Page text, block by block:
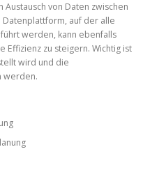
von Daten zwischen
auf der alle
werden, kann ebenfalls
Effizienz zu steigern. Wichtig ist
wird und die
werden.